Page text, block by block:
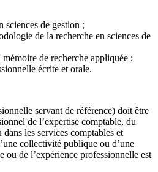
sciences de gestion ;
de la recherche en sciences de
de recherche appliquée ;
écrite et orale.
servant de référence) doit être
de l’expertise comptable, du
les services comptables et
collectivité publique ou d’une
ou de l’expérience professionnelle est